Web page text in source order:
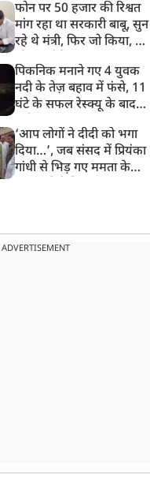
बेटी को गोद लें प्रधानमंत्री
फोन पर 50 हजार की रिश्वत
मांग रहा था सरकारी बाबू, सुन
रहे थे मंत्री, फिर जो किया, वो
पिकनिक मनाने गए 4 युवक
नदी के तेज़ बहाव में फंसे, 11
घंटे के सफल रेस्क्यू के बाद
‘आप लोगों ने दीदी को भगा
दिया…’, जब संसद में प्रियंका
गांधी से भिड़ गए ममता के
ADVERTISEMENT